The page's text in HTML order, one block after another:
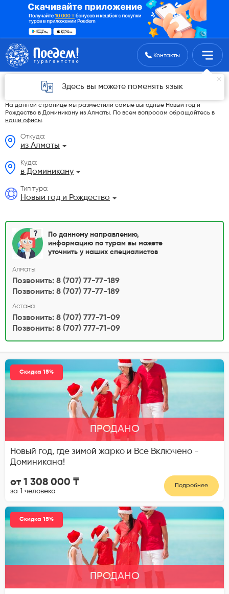
Поиск туровКонтакты
Здесь вы можете поменять язык
Новый год и Рождество в Доминикану из
Алматы в 2026 году
На данной странице мы разместили самые выгодные Новый год и
Рождество в Доминикану из Алматы. По всем вопросам обращайтесь в
наши офисы.
Откуда:
из Алматы
Куда:
в Доминикану
Тип тура:
Новый год и Рождество
По данному направлению,
информацию по турам вы можете
уточнить у наших специалистов
Алматы
Позвонить: 8 (707) 77-77-189
Позвонить: 8 (707) 77-77-189
Астана
Позвонить: 8 (707) 777-71-09
Позвонить: 8 (707) 777-71-09
Скидка 15%
ПРОДАНО
Новый год, где зимой жарко и Все Включено -
Доминикана!
от 1 308 000 ₸
за 1 человека
Подробнее
Скидка 15%
ПРОДАНО